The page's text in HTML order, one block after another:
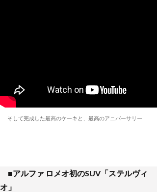
そして完成した最高のケーキと、最高のアニバーサリー
■アルファ ロメオ初のSUV「ステルヴィ
オ」